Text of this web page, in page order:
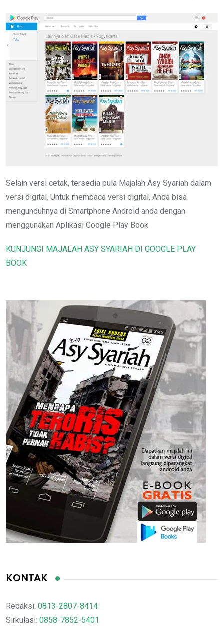
Selain versi cetak, tersedia pula Majalah Asy Syariah dalam
versi digital, Untuk membaca versi digital, Anda bisa
mengunduhnya di Smartphone Android anda dengan
menggunakan Aplikasi Google Play Book
KUNJUNGI MAJALAH ASY SYARIAH DI GOOGLE PLAY
BOOK
KONTAK
Redaksi: 0813-2807-8414
Sirkulasi: 0858-7852-5401